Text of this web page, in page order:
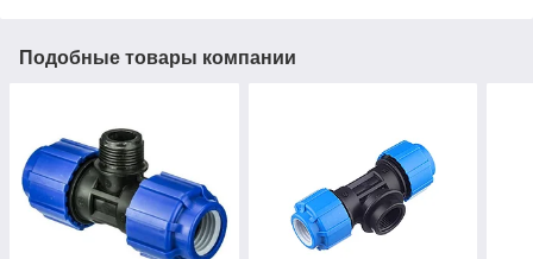
Подобные товары компании